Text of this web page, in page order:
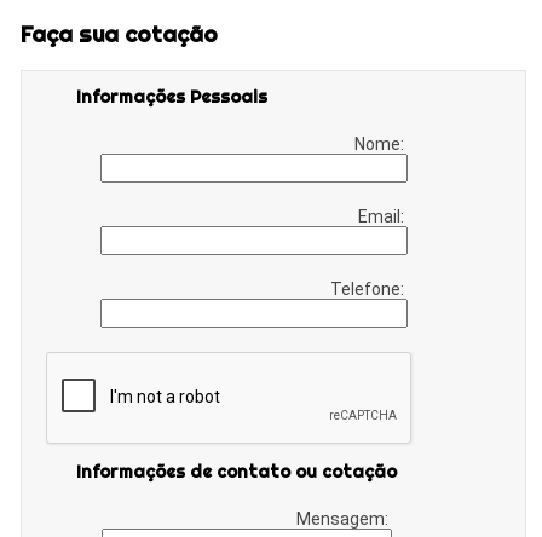
Faça sua cotação
Informações Pessoais
Nome:
Email:
Telefone:
Informações de contato ou cotação
Mensagem: